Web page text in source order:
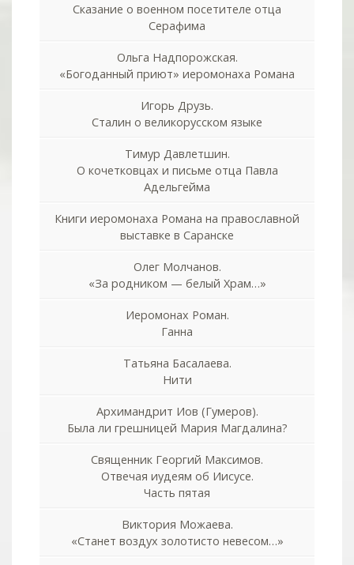
Сказание о военном посетителе отца
Серафима
Ольга Надпорожская.
«Богоданный приют» иеромонаха Романа
Игорь Друзь.
Сталин о великорусском языке
Тимур Давлетшин.
О кочетковцах и письме отца Павла
Адельгейма
Книги иеромонаха Романа на православной
выставке в Саранске
Олег Молчанов.
«За родником — белый Храм…»
Иеромонах Роман.
Ганна
Татьяна Басалаева.
Нити
Архимандрит Иов (Гумеров).
Была ли грешницей Мария Магдалина?
Священник Георгий Максимов.
Отвечая иудеям об Иисусе.
Часть пятая
Виктория Можаева.
«Станет воздух золотисто невесом…»